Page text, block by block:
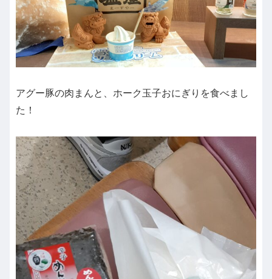
アグー豚の肉まんと、ホーク玉子おにぎりを食べまし
た！